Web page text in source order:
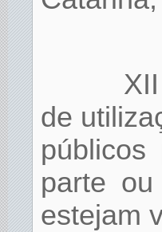
de
públicos
parte
estejam